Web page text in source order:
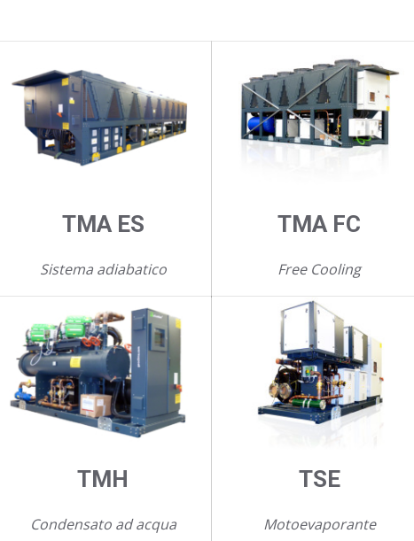
TMA ES
Sistema adiabatico
TMA FC
Free Cooling
TMH
Condensato ad acqua
TSE
Motoevaporante